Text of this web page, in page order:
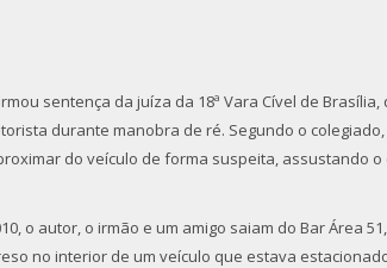
sentença da juíza da 18ª Vara Cível de
durante manobra de ré. Segundo o colegiado,
do veículo de forma suspeita, assustando o
o autor, o irmão e um amigo saiam do Bar Área
no interior de um veículo que estava